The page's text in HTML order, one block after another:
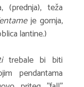
teža
je gornja,
lantine.)
trebale bi biti
pendantama